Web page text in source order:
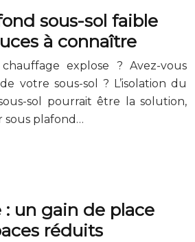
sous-sol faible
à connaître
explose ? Avez-vous
votre sous-sol ? L’isolation du
sol pourrait être la solution,
sous plafond…
: un gain de place
réduits